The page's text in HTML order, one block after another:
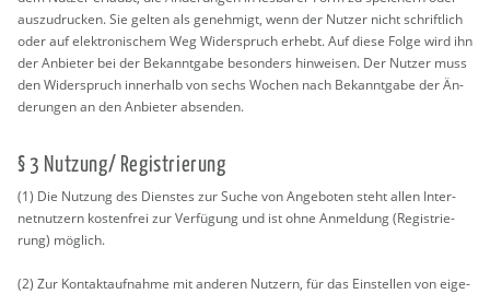
aus­zu­dru­cken. Sie gel­ten als ge­neh­migt, wenn der Nut­zer nicht schrift­lich
oder auf elek­tro­ni­schem Weg Wi­der­spruch er­hebt. Auf diese Folge wird ihn
der An­bie­ter bei der Be­kannt­ga­be be­son­ders hin­wei­sen. Der Nut­zer muss
den Wi­der­spruch in­ner­halb von sechs Wo­chen nach Be­kannt­ga­be der Än­
de­run­gen an den An­bie­ter ab­sen­den.
§ 3 Nut­zung/ Re­gis­trie­rung
(1) Die Nut­zung des Diens­tes zur Suche von An­ge­bo­ten steht allen In­ter­
net­nut­zern kos­ten­frei zur Ver­fü­gung und ist ohne An­mel­dung (Re­gis­trie­
rung) mög­lich.
(2) Zur Kon­takt­auf­nah­me mit an­de­ren Nut­zern, für das Ein­stel­len von ei­ge­